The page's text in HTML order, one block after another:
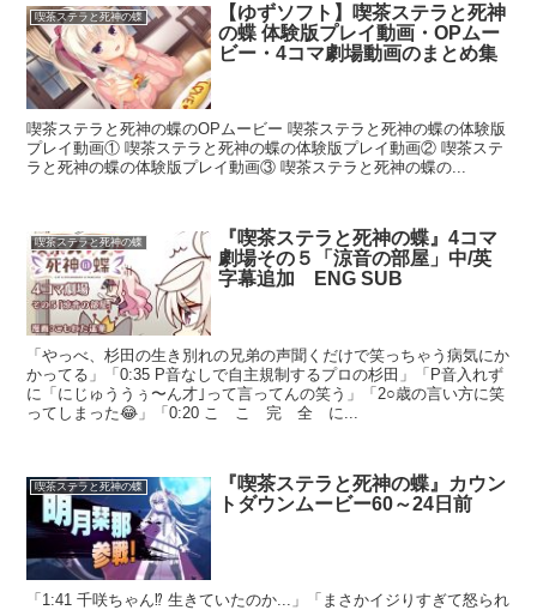
喫茶ステラと死神の蝶
【ゆずソフト】喫茶ステラと死神
の蝶 体験版プレイ動画・OPムー
ビー・4コマ劇場動画のまとめ集
喫茶ステラと死神の蝶のOPムービー 喫茶ステラと死神の蝶の体験版
プレイ動画① 喫茶ステラと死神の蝶の体験版プレイ動画② 喫茶ステ
ラと死神の蝶の体験版プレイ動画③ 喫茶ステラと死神の蝶の...
喫茶ステラと死神の蝶
『喫茶ステラと死神の蝶』4コマ
劇場その５「涼音の部屋」中/英
字幕追加 ENG SUB
「やっべ、杉田の生き別れの兄弟の声聞くだけで笑っちゃう病気にか
かってる」「0:35 P音なしで自主規制するプロの杉田」「P音入れず
に「にじゅううぅ〜ん才｣って言ってんの笑う」「2○歳の言い方に笑
ってしまった😂」「0:20 こ こ 完 全 に...
喫茶ステラと死神の蝶
『喫茶ステラと死神の蝶』カウン
トダウンムービー60～24日前
「1:41 千咲ちゃん⁉ 生きていたのか...」「まさかイジりすぎて怒られ